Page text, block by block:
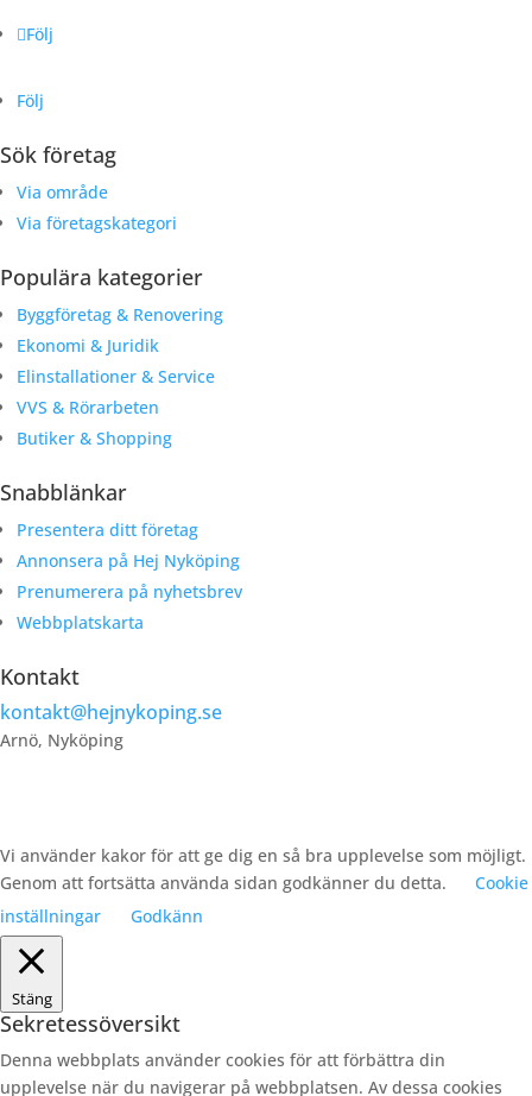
Följ
Följ
Sök företag
Via område
Via företagskategori
Populära kategorier
Byggföretag & Renovering
Ekonomi & Juridik
Elinstallationer & Service
VVS & Rörarbeten
Butiker & Shopping
Snabblänkar
Presentera ditt företag
Annonsera på Hej Nyköping
Prenumerera på nyhetsbrev
Webbplatskarta
Kontakt
kontakt@hejnykoping.se
Arnö, Nyköping
Vi använder kakor för att ge dig en så bra upplevelse som möjligt.
Genom att fortsätta använda sidan godkänner du detta.
Cookie
inställningar
Godkänn
Stäng
Sekretessöversikt
Denna webbplats använder cookies för att förbättra din
upplevelse när du navigerar på webbplatsen. Av dessa cookies